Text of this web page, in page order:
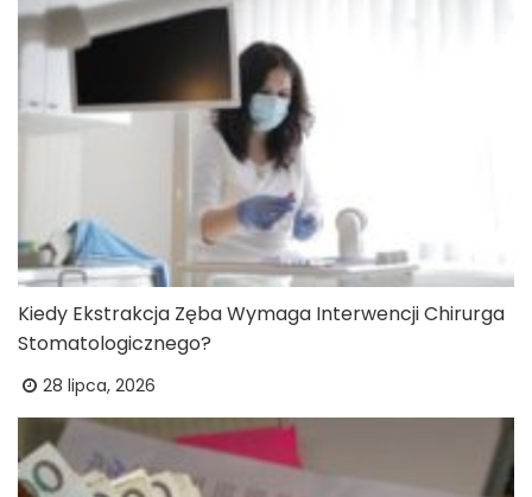
Kiedy Ekstrakcja Zęba Wymaga Interwencji Chirurga
Stomatologicznego?
28 lipca, 2026